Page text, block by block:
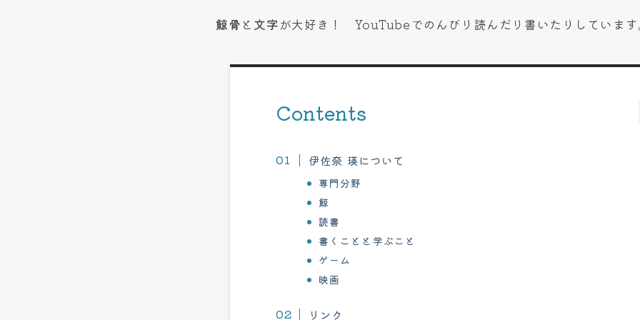
鯨骨 と 文字が大好き！ YouTubeでのんびり読んだり書いたりしています
Contents
伊佐奈 瑛について
専門分野
鯨
読書
書くことと学ぶこと
ゲーム
映画
リンク